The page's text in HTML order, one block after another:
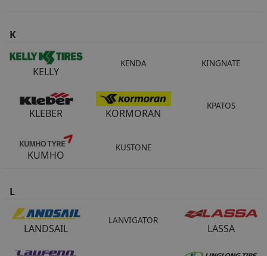
K
KELLY
KENDA KINGNATE
KLEBER KORMORAN
KPATOS
KUMHO
KUSTONE
L
LANDSAIL
LANVIGATOR
LASSA